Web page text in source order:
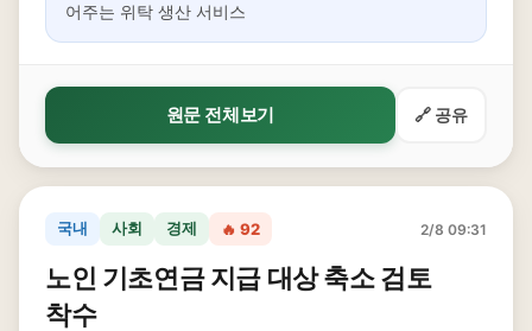
어주는 위탁 생산 서비스
원문 전체보기 🔗 공유
국내 사회 경제 🔥 92 2/8 09:31
노인 기초연금 지급 대상 축소 검토
착수